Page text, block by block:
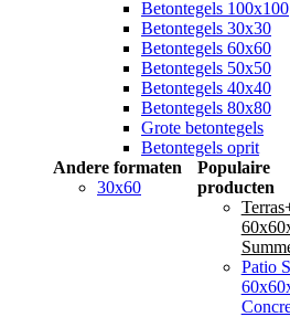
Betontegels 100x100
Betontegels 30x30
Betontegels 60x60
Betontegels 50x50
Betontegels 40x40
Betontegels 80x80
Grote betontegels
Betontegels oprit
Andere formaten
30x60
Populaire
producten
Patio